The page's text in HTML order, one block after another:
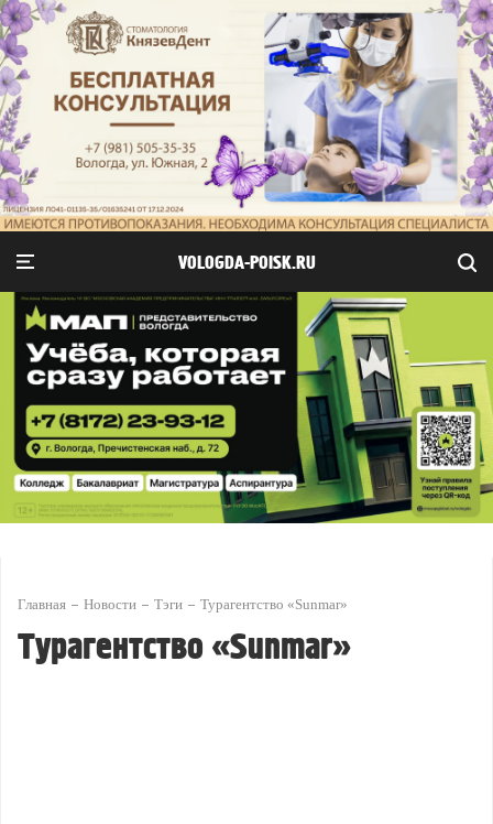
VOLOGDA-POISK.RU
Главная Новости Тэги Турагентство «Sunmar»
Турагентство «Sunmar»